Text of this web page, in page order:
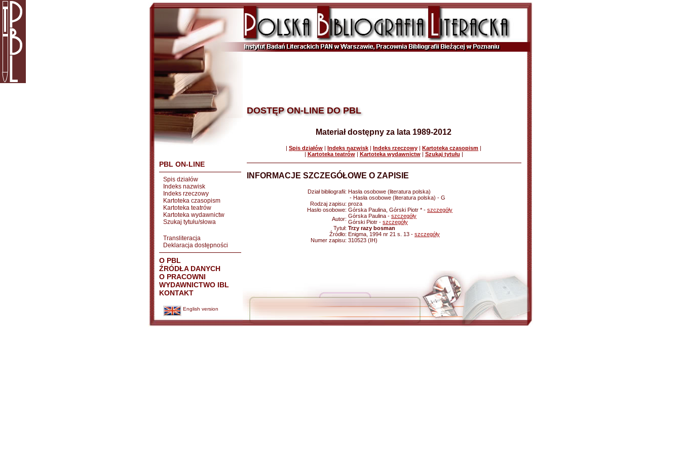
PBL ON-LINE
Spis działów
Indeks nazwisk
Indeks rzeczowy
Kartoteka czasopism
Kartoteka teatrów
Kartoteka wydawnictw
Szukaj tytułu/słowa
Transliteracja
Deklaracja dostępności
O PBL
ŹRÓDŁA DANYCH
O PRACOWNI
WYDAWNICTWO IBL
KONTAKT
English version
DOSTĘP ON-LINE DO PBL
Materiał dostępny za lata 1989-2012
| Spis działów | Indeks nazwisk | Indeks rzeczowy | Kartoteka czasopism |
| Kartoteka teatrów| Kartoteka wydawnictw| Szukaj tytułu |
INFORMACJE SZCZEGÓŁOWE O ZAPISIE
Dział bibliografii: Hasła osobowe (literatura polska)
- Hasła osobowe (literatura polska) - G
Rodzaj zapisu: proza
Hasło osobowe: Górska Paulina, Górski Piotr * - szczegóły
Autor: Górska Paulina - szczegóły
Górski Piotr - szczegóły
Tytuł: Trzy razy bosman
Źródło: Enigma, 1994 nr 21 s. 13 - szczegóły
Numer zapisu: 310523 (IH)